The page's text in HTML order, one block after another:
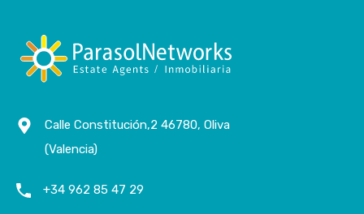
Calle Constitución,2 46780, Oliva
(Valencia)
+34 962 85 47 29